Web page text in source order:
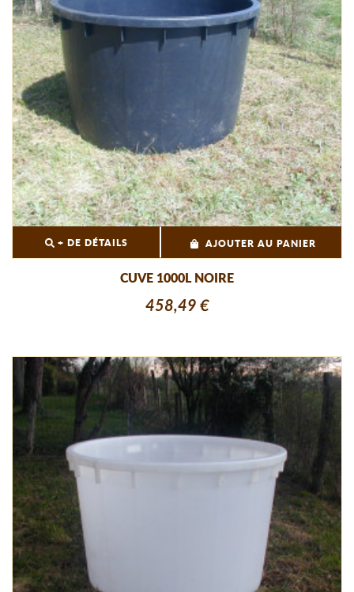
+ DE DÉTAILS AJOUTER AU PANIER
CUVE 1000L NOIRE
458,49 €